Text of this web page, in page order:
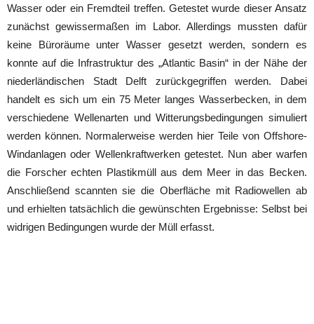
Wasser oder ein Fremdteil treffen. Getestet wurde dieser Ansatz
zunächst gewissermaßen im Labor. Allerdings mussten dafür
keine Büroräume unter Wasser gesetzt werden, sondern es
konnte auf die Infrastruktur des „Atlantic Basin“ in der Nähe der
niederländischen Stadt Delft zurückgegriffen werden. Dabei
handelt es sich um ein 75 Meter langes Wasserbecken, in dem
verschiedene Wellenarten und Witterungsbedingungen simuliert
werden können. Normalerweise werden hier Teile von Offshore-
Windanlagen oder Wellenkraftwerken getestet. Nun aber warfen
die Forscher echten Plastikmüll aus dem Meer in das Becken.
Anschließend scannten sie die Oberfläche mit Radiowellen ab
und erhielten tatsächlich die gewünschten Ergebnisse: Selbst bei
widrigen Bedingungen wurde der Müll erfasst.